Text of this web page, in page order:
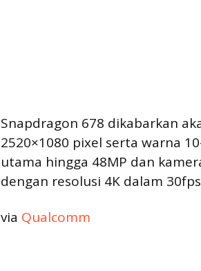
Snapdragon 678 dikabarkan
2520×1080 pixel serta warna
utama hingga 48MP dan
dengan resolusi 4K dalam
via Qualcomm